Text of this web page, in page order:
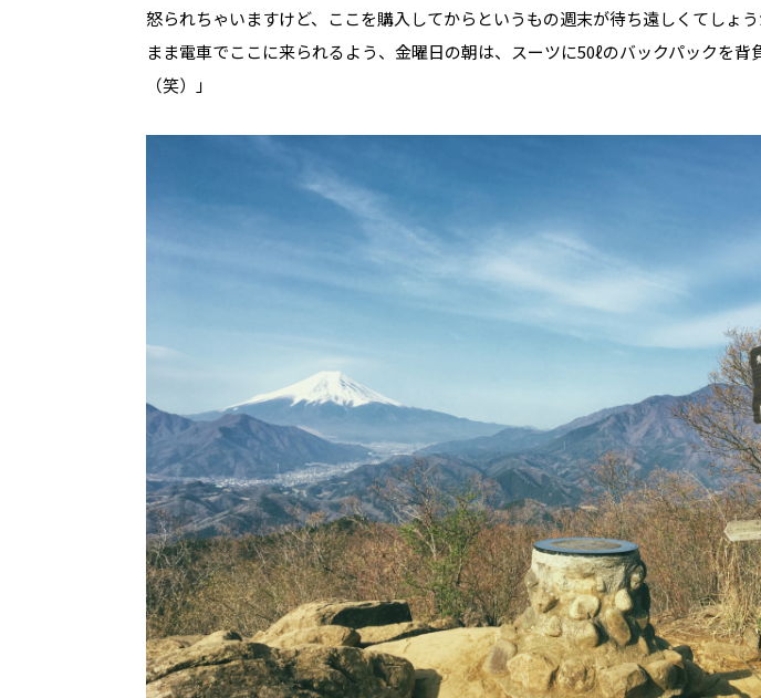
怒られちゃいますけど、ここを購入してからというもの週末が待ち遠しくてしょ
まま電車でここに来られるよう、金曜日の朝は、スーツに50ℓのバックパックを背
（笑）」